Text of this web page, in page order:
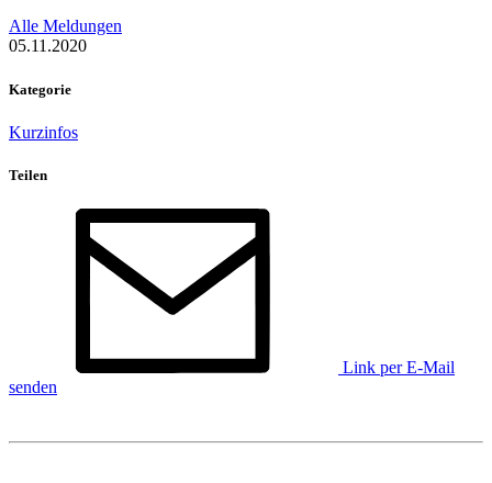
Alle Meldungen
05.11.2020
Kategorie
Kurzinfos
Teilen
Link per E-Mail
senden